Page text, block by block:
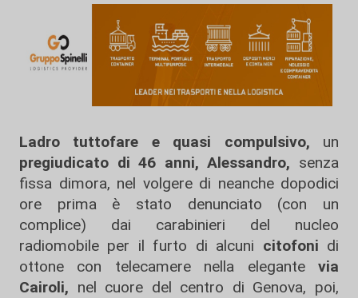
Ladro tuttofare e quasi compulsivo, un
pregiudicato di 46 anni, Alessandro, senza
fissa dimora, nel volgere di neanche dopodici
ore prima è stato denunciato (con un
complice) dai carabinieri del nucleo
radiomobile per il furto di alcuni citofoni di
ottone con telecamere nella elegante via
Cairoli, nel cuore del centro di Genova, poi,